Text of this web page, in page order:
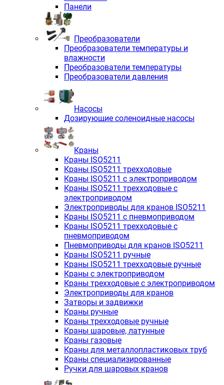
Панели
Преобразователи
Преобразователи температуры и
влажности
Преобразователи температуры
Преобразователи давления
Насосы
Дозирующие соленоидные насосы
Краны
Краны ISO5211
Краны ISO5211 трехходовые
Краны ISO5211 с электроприводом
Краны ISO5211 трехходовые с
электроприводом
Электроприводы для кранов ISO5211
Краны ISO5211 с пневмоприводом
Краны ISO5211 трехходовые с
пневмоприводом
Пневмоприводы для кранов ISO5211
Краны ISO5211 ручные
Краны ISO5211 трехходовые ручные
Краны с электроприводом
Краны трехходовые с электроприводом
Электроприводы для кранов
Затворы и задвижки
Краны ручные
Краны трехходовые ручные
Краны шаровые, латунные
Краны газовые
Краны для металлопластиковых труб
Краны специализированные
Ручки для шаровых кранов